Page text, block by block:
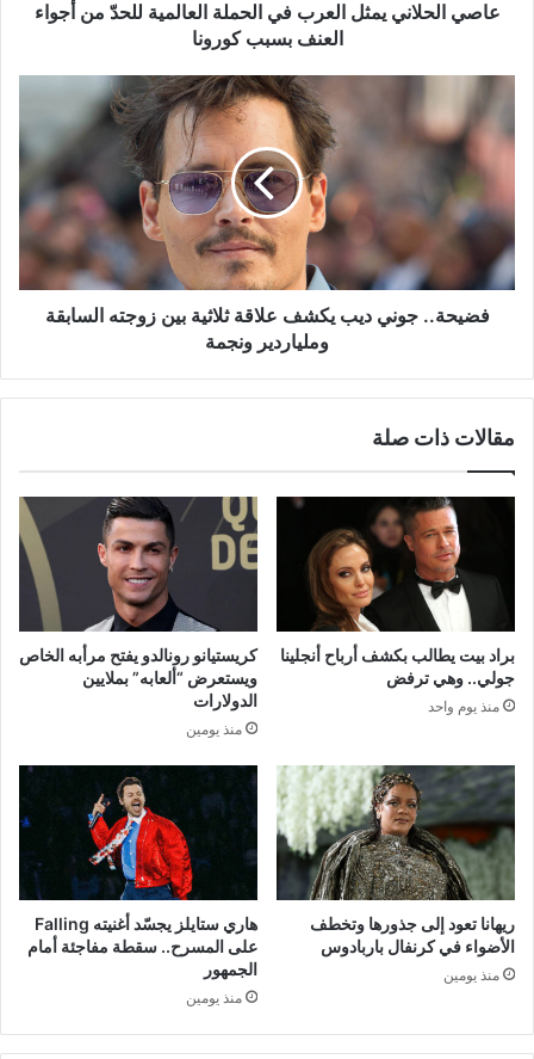
أجواء
عاصي الحلاني يمثل العرب في الحملة العالمية للحدّ من أجواء
العنف بسبب كورونا
فضيحة..
جوني
ديب
يكشف
ثلاثية
زوجته
السابقة
وملياردير
فضيحة.. جوني ديب يكشف علاقة ثلاثية بين زوجته السابقة
وملياردير ونجمة
مقالات ذات صلة
براد بيت يطالب بكشف أرباح أنجلينا
جولي.. وهي ترفض
منذ يوم واحد
كريستيانو رونالدو يفتح مرأبه الخاص
ويستعرض “ألعابه” بملايين
الدولارات
منذ يومين
ريهانا تعود إلى جذورها وتخطف
الأضواء في كرنفال باربادوس
منذ يومين
هاري ستايلز يجسّد أغنيته Falling
على المسرح.. سقطة مفاجئة أمام
الجمهور
منذ يومين